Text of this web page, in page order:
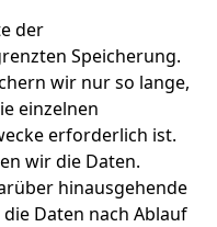
der
Speicherung.
wir nur so lange,
einzelnen
erforderlich ist.
wir die Daten.
hinausgehende
Daten nach Ablauf